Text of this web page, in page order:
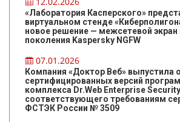
«Лаборатория Касперского»
виртуальном стенде
новое решение — межсетевой экран
поколения Kaspersky NGFW
07.01.2026
Компания «Доктор Веб» выпустила
сертифицированных версий
комплекса Dr.Web Enterprise
соответствующего требованиям
ФСТЭК России № 3509